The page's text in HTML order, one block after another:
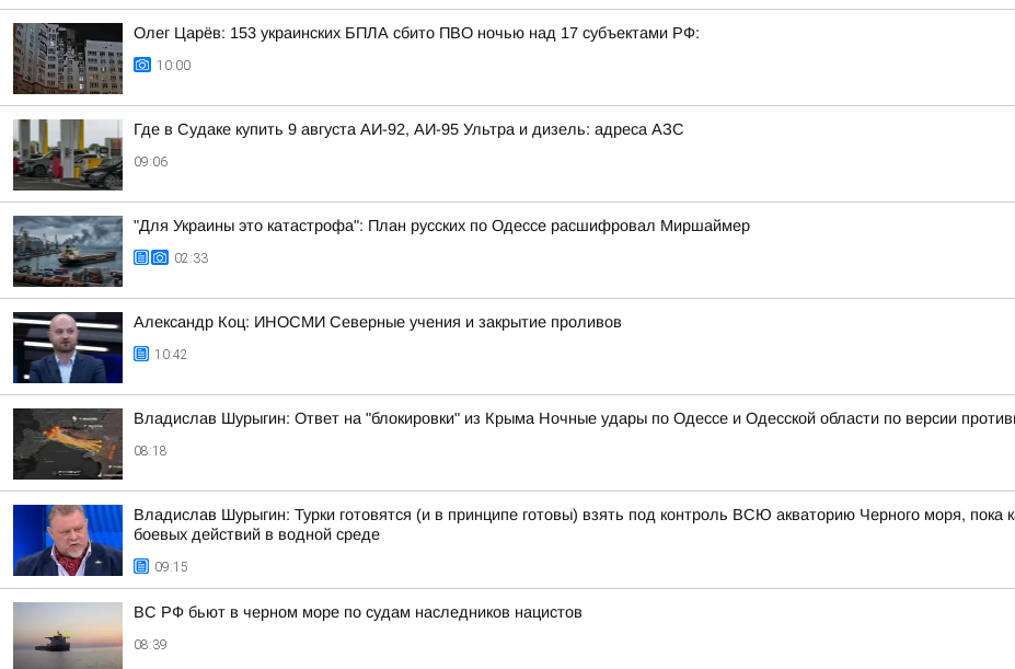
Олег Царёв: 153 украинских БПЛА сбито ПВО ночью над 17 субъектами РФ:
10:00
Где в Судаке купить 9 августа АИ-92, АИ-95 Ультра и дизель: адреса АЗС
09:06
"Для Украины это катастрофа": План русских по Одессе расшифровал Миршаймер
02:33
Александр Коц: ИНОСМИ Северные учения и закрытие проливов
10:42
Владислав Шурыгин: Ответ на "блокировки" из Крыма Ночные удары по Одессе и Одесской области по версии
08:18
Владислав Шурыгин: Турки готовятся (и в принципе готовы) взять под контроль ВСЮ акваторию Черного моря, пока
боевых действий в водной среде
09:15
ВС РФ бьют в черном море по судам наследников нацистов
08:39